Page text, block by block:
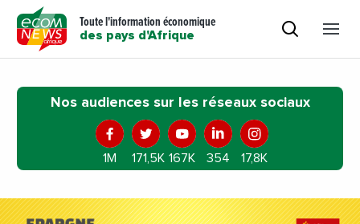
Toute l'information économique
des pays d'Afrique
Nos audiences sur les réseaux sociaux
1M 171,5K 167K 354 17,8K